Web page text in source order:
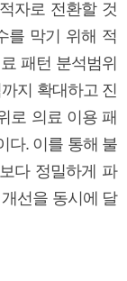
자로 전환할 것
를 막기 위해 적
패턴 분석범위
지 확대하고 진
로 의료 이용 패
다. 이를 통해 불
다 정밀하게 파
선을 동시에 달